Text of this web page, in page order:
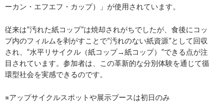
ーカン・エフエフ・カップ）」が使用されています。
従来は“汚れた紙コップ”は焼却されがちでしたが、食後にコッ
プ内のフィルムを剥がすことで“汚れのない紙資源”として回収
され、“水平リサイクル（紙コップ→紙コップ）”できる点が注
目されています。参加者は、この革新的な分別体験を通じて循
環型社会を実感できるのです。
※アップサイクルスポットや展示ブースは初日のみ